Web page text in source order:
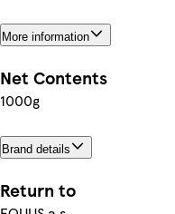
More information
Net Contents
1000g
Brand details
Return to